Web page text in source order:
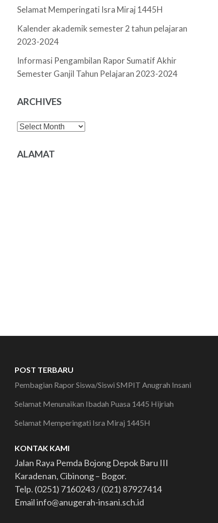
Selamat Memperingati Isra Miraj 1445H
Kalender akademik semester 2 tahun pelajaran
2023-2024
Informasi Pengambilan Rapor Sumatif Akhir
Semester Ganjil Tahun Pelajaran 2023-2024
ARCHIVES
Archives
ALAMAT
POST TERBARU
Pembagian Rapor Siswa/Siswi SMPIT Anugrah Insani
Selamat Menunaikan Ibadah Puasa 1445 Hijriah
Selamat Memperingati Isra Miraj 1445H
KONTAK KAMI
Jalan Raya Pemda Bojong Depok Baru III
Karadenan, Cibinong – Bogor.
Telp. (0251) 7160243 / (021) 87927414
Email info@anugerah-insani.sch.id